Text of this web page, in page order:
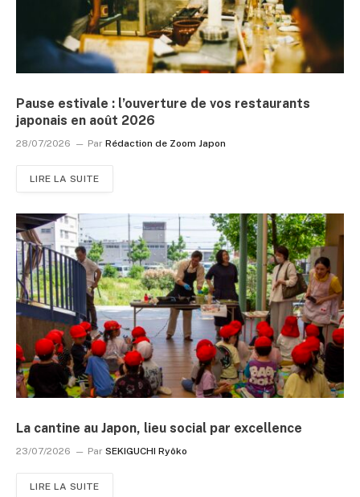
Pause estivale : l’ouverture de vos restaurants
japonais en août 2026
28/07/2026 Par Rédaction de Zoom Japon
LIRE LA SUITE
La cantine au Japon, lieu social par excellence
23/07/2026 Par SEKIGUCHI Ryôko
LIRE LA SUITE